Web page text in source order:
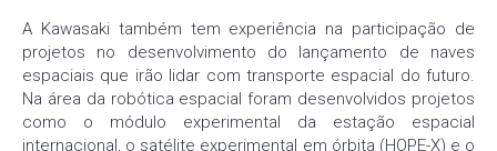
A Kawasaki também tem experiência na participação de
projetos no desenvolvimento do lançamento de naves
espaciais que irão lidar com transporte espacial do futuro.
Na área da robótica espacial foram desenvolvidos projetos
como o módulo experimental da estação espacial
internacional, o satélite experimental em órbita (HOPE-X) e o